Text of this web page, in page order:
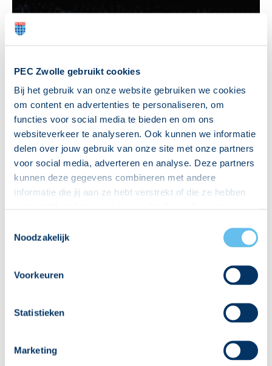
PEC Zwolle gebruikt cookies
Bij het gebruik van onze website gebruiken we cookies
om content en advertenties te personaliseren, om
functies voor social media te bieden en om ons
websiteverkeer te analyseren. Ook kunnen we informatie
delen over jouw gebruik van onze site met onze partners
voor social media, adverteren en analyse. Deze partners
kunnen deze gegevens combineren met andere
informatie die jij aan ze hebt verstrekt of die ze hebben
op een veilige en integere wijze. Je kunt je toestemming
beheren op de privacy- en cookieverklaring pagina.
Noodzakelijk
Voorkeuren
Statistieken
Marketing
Vr 13 mrt 2026 - 22:33
PEC Zwolle en FC Groningen in balans
Voor de vierde wedstrijd op rij heeft PEC Zwolle gelijkgespeeld. In
het sfeervolle MAC3PARK stadion...
Lees verder